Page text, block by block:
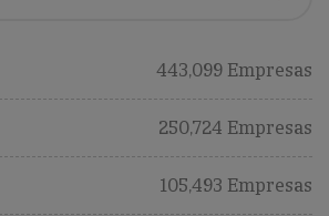
443,099 Empresas
250,724 Empresas
105,493 Empresas